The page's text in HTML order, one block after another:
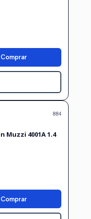
Comprar
884
4001A 1.4
Comprar